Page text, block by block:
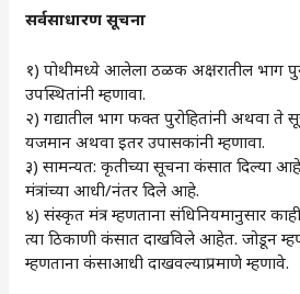
सर्वसाधारण सूचना
१) पोथीमध्ये आलेला ठळक अक्षरातील भाग
उपस्थितांनी म्हणावा.
२) गद्यातील भाग फक्त पुरोहितांनी अथवा ते
यजमान अथवा इतर उपासकांनी म्हणावा.
३) सामन्यत: कृतीच्या सूचना कंसात दिल्या
मंत्रांच्या आधी/नंतर दिले आहे.
४) संस्कृत मंत्र म्हणताना संधिनियमानुसार
त्या ठिकाणी कंसात दाखविले आहेत. जोडून
म्हणताना कंसाआधी दाखवल्याप्रमाणे म्हणावे.